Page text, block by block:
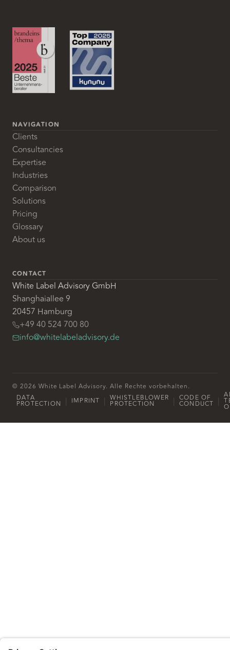
NAVIGATION
Clients
Consultancies
Expertise
Industries
Comparison
Solutions
Pricing
Glossary
About us
CONTACT
White Label Advisory GmbH
Shanghaiallee 9
20457 Hamburg
+49 40 524 700 80
info@whitelabeladvisory.de
© 2026 White Label Advisory. Alle Rechte vorbehalten.
DATA
PROTECTION IMPRINT WHISTLEBLOWER
PROTECTION
CODE OF
CONDUCT